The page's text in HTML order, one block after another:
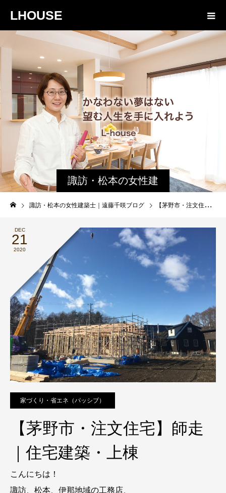
LHOUSE
諏訪・松本の女性建
築士ブログ｜未来生
活設計
諏訪・松本の女性建築士｜遠藤千咲ブログ 【茅野市・注文住宅】師走｜住宅建築・上棟
DEC
21
2020
家づくり・省エネ（パッシブ）
【茅野市・注文住宅】師走
｜住宅建築・上棟
こんにちは！
諏訪、松本、伊那地域の工務店、